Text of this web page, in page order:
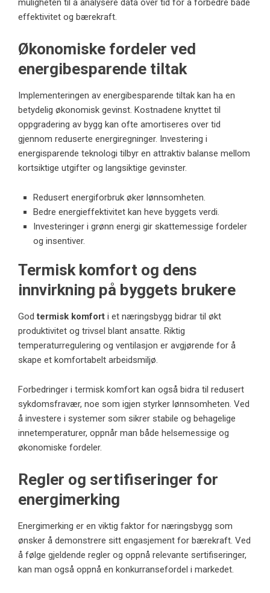
muligheten til å analysere data over tid for å forbedre både
effektivitet og bærekraft.
Økonomiske fordeler ved
energibesparende tiltak
Implementeringen av energibesparende tiltak kan ha en
betydelig økonomisk gevinst. Kostnadene knyttet til
oppgradering av bygg kan ofte amortiseres over tid
gjennom reduserte energiregninger. Investering i
energisparende teknologi tilbyr en attraktiv balanse mellom
kortsiktige utgifter og langsiktige gevinster.
Redusert energiforbruk øker lønnsomheten.
Bedre energieffektivitet kan heve byggets verdi.
Investeringer i grønn energi gir skattemessige fordeler
og insentiver.
Termisk komfort og dens
innvirkning på byggets brukere
Godtermisk komfort i et næringsbygg bidrar til økt
produktivitet og trivsel blant ansatte. Riktig
temperaturregulering og ventilasjon er avgjørende for å
skape et komfortabelt arbeidsmiljø.
Forbedringer i termisk komfort kan også bidra til redusert
sykdomsfravær, noe som igjen styrker lønnsomheten. Ved
å investere i systemer som sikrer stabile og behagelige
innetemperaturer, oppnår man både helsemessige og
økonomiske fordeler.
Regler og sertifiseringer for
energimerking
Energimerking er en viktig faktor for næringsbygg som
ønsker å demonstrere sitt engasjement for bærekraft. Ved
å følge gjeldende regler og oppnå relevante sertifiseringer,
kan man også oppnå en konkurransefordel i markedet.